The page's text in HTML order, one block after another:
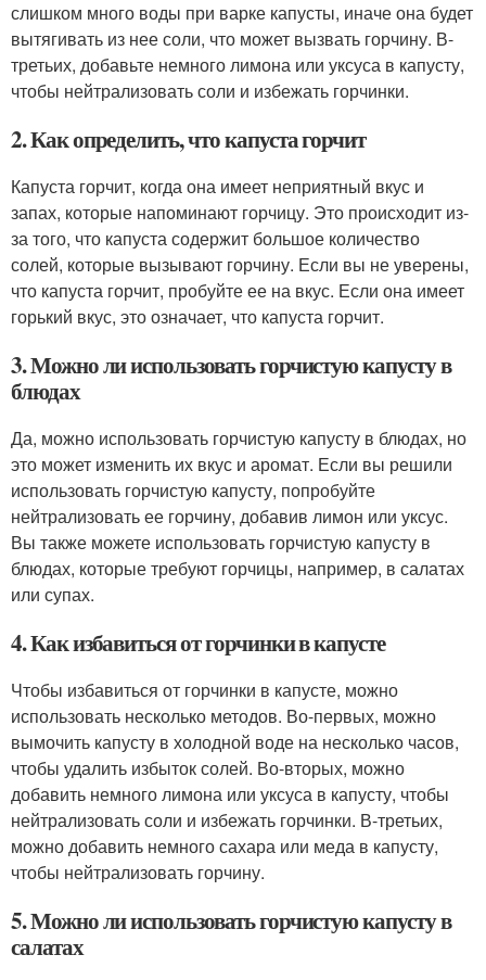
слишком много воды при варке капусты, иначе она будет
вытягивать из нее соли, что может вызвать горчину. В-
третьих, добавьте немного лимона или уксуса в капусту,
чтобы нейтрализовать соли и избежать горчинки.
2. Как определить, что капуста горчит
Капуста горчит, когда она имеет неприятный вкус и
запах, которые напоминают горчицу. Это происходит из-
за того, что капуста содержит большое количество
солей, которые вызывают горчину. Если вы не уверены,
что капуста горчит, пробуйте ее на вкус. Если она имеет
горький вкус, это означает, что капуста горчит.
3. Можно ли использовать горчистую капусту в
блюдах
Да, можно использовать горчистую капусту в блюдах, но
это может изменить их вкус и аромат. Если вы решили
использовать горчистую капусту, попробуйте
нейтрализовать ее горчину, добавив лимон или уксус.
Вы также можете использовать горчистую капусту в
блюдах, которые требуют горчицы, например, в салатах
или супах.
4. Как избавиться от горчинки в капусте
Чтобы избавиться от горчинки в капусте, можно
использовать несколько методов. Во-первых, можно
вымочить капусту в холодной воде на несколько часов,
чтобы удалить избыток солей. Во-вторых, можно
добавить немного лимона или уксуса в капусту, чтобы
нейтрализовать соли и избежать горчинки. В-третьих,
можно добавить немного сахара или меда в капусту,
чтобы нейтрализовать горчину.
5. Можно ли использовать горчистую капусту в
салатах